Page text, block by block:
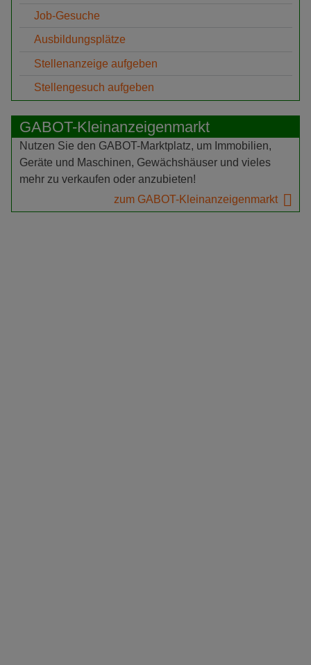
Job-Gesuche
Ausbildungsplätze
Stellenanzeige aufgeben
Stellengesuch aufgeben
GABOT-Kleinanzeigenmarkt
Nutzen Sie den GABOT-Marktplatz, um Immobilien,
Geräte und Maschinen, Gewächshäuser und vieles
mehr zu verkaufen oder anzubieten!
zum GABOT-Kleinanzeigenmarkt